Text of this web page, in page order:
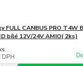
FULL CANBUS PRO T4W
bílé 12V/24V AMIO( 2ks)
DPH